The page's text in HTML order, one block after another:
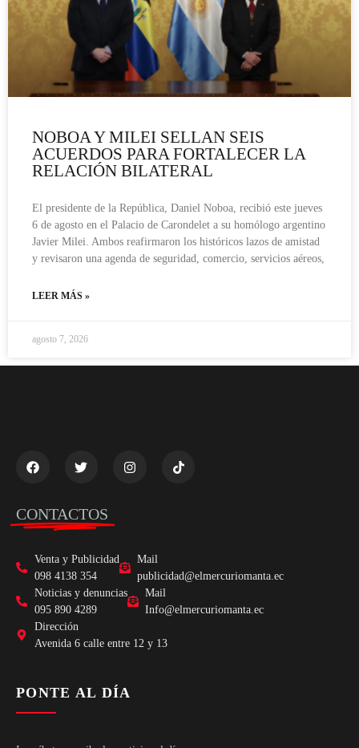
NOBOA Y MILEI SELLAN SEIS
ACUERDOS PARA FORTALECER LA
RELACIÓN BILATERAL
El presidente de la República, Daniel Noboa, recibió este jueves
6 de agosto en el Palacio de Carondelet a su homólogo argentino
Javier Milei. Ambos reafirmaron los históricos lazos de amistad
y revisaron una agenda de seguridad, comercio, servicios aéreos,
LEER MÁS »
agosto 7, 2026
CONTACTOS
Venta y Publicidad
098 4138 354
Mail
publicidad@elmercuriomanta.ec
Noticias y denuncias
095 890 4289
Mail
Info@elmercuriomanta.ec
Dirección
Avenida 6 calle entre 12 y 13
PONTE AL DÍA